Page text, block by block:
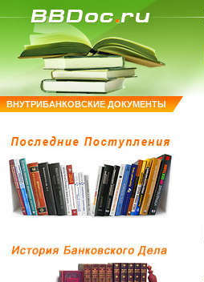
ВНУТРИБАНКОВСКИЕ ДОКУМЕНТЫ